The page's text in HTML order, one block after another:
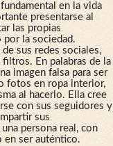
en la vida
presentarse al
las propias
la sociedad.
sus redes sociales,
En palabras de la
imagen falsa para ser
fotos en ropa interior,
al hacerlo. Ella cree
con sus seguidores y
sus
persona real, con
en ser auténtico.